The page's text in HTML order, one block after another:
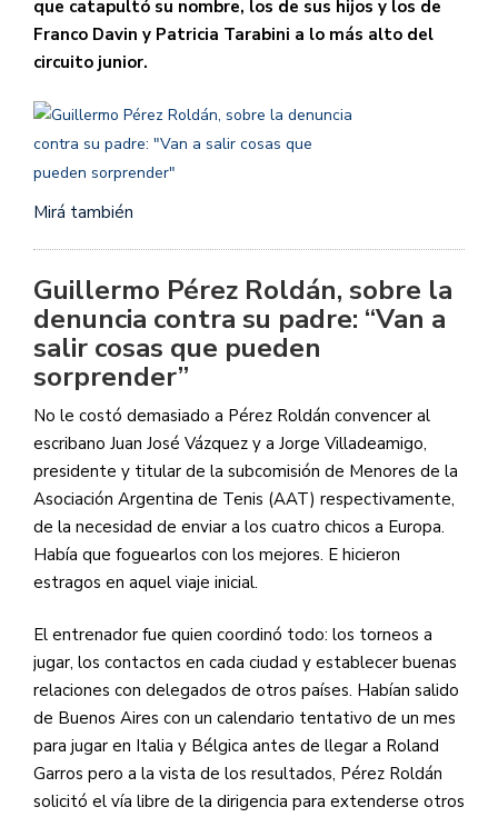
que catapultó su nombre, los de sus hijos y los de
Franco Davin y Patricia Tarabini a lo más alto del
circuito junior.
Mirá también
Guillermo Pérez Roldán, sobre la
denuncia contra su padre: “Van a
salir cosas que pueden
sorprender”
No le costó demasiado a Pérez Roldán convencer al
escribano Juan José Vázquez y a Jorge Villadeamigo,
presidente y titular de la subcomisión de Menores de la
Asociación Argentina de Tenis (AAT) respectivamente,
de la necesidad de enviar a los cuatro chicos a Europa.
Había que foguearlos con los mejores. E hicieron
estragos en aquel viaje inicial.
El entrenador fue quien coordinó todo: los torneos a
jugar, los contactos en cada ciudad y establecer buenas
relaciones con delegados de otros países. Habían salido
de Buenos Aires con un calendario tentativo de un mes
para jugar en Italia y Bélgica antes de llegar a Roland
Garros pero a la vista de los resultados, Pérez Roldán
solicitó el vía libre de la dirigencia para extenderse otros